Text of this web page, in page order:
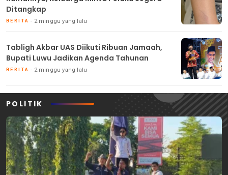
Ditangkap
BERITA 2 minggu yang lalu
Tabligh Akbar UAS Diikuti Ribuan Jamaah,
Bupati Luwu Jadikan Agenda Tahunan
BERITA 2 minggu yang lalu
POLITIK